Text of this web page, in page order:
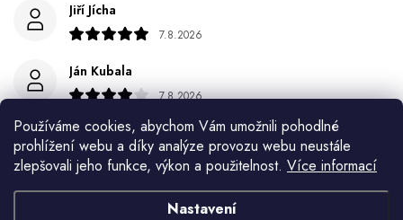
Používáme cookies, abychom Vám umožnili pohodlné
prohlížení webu a díky analýze provozu webu neustále
zlepšovali jeho funkce, výkon a použitelnost. Více informací
Nastavení
Jiří Jícha
7.8.2026
Ján Kubala
7.8.2026
Všetko bolo super ale škoda že návod je len v polsky a
anglicky .
5.8.2026